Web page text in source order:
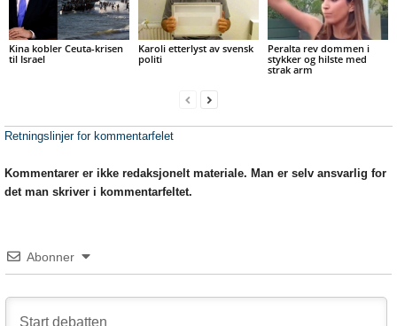
Kina kobler Ceuta-krisen
til Israel
Karoli etterlyst av svensk
politi
Peralta rev dommen i
stykker og hilste med
strak arm
Retningslinjer for kommentarfelet
Kommentarer er ikke redaksjonelt materiale. Man er selv ansvarlig for
det man skriver i kommentarfeltet.
Abonner